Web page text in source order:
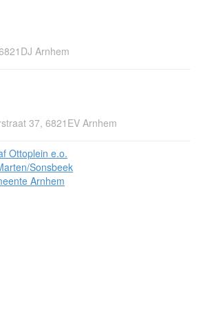
Arnhem
37, 6821EV Arnhem
Ottoplein e.o.
Sonsbeek
Arnhem